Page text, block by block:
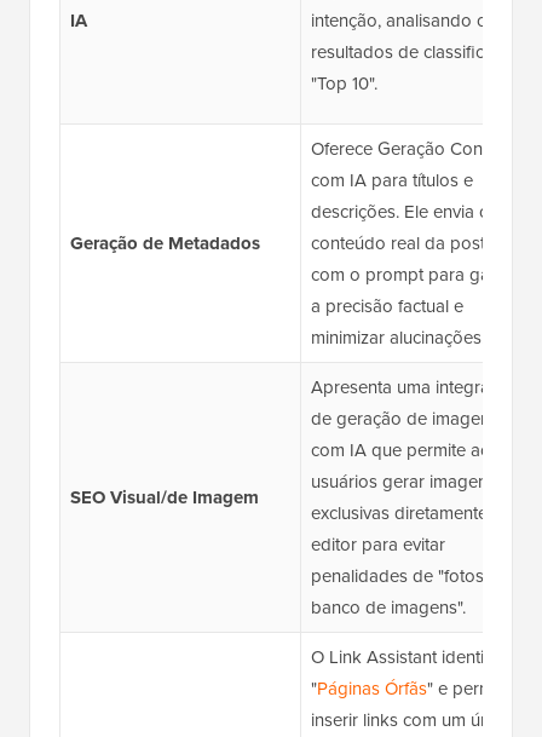
IA
intenção, analisando os
resultados de classificação
"Top 10".
Geração de Metadados
Oferece Geração Contextual
com IA para títulos e
descrições. Ele envia o
conteúdo real da postagem
com o prompt para garantir
a precisão factual e
minimizar alucinações.
SEO Visual/de Imagem
Apresenta uma integração
de geração de imagens
com IA que permite aos
usuários gerar imagens
exclusivas diretamente no
editor para evitar
penalidades de "fotos de
banco de imagens".
O Link Assistant identifica
"Páginas Órfãs" e permite
inserir links com um único